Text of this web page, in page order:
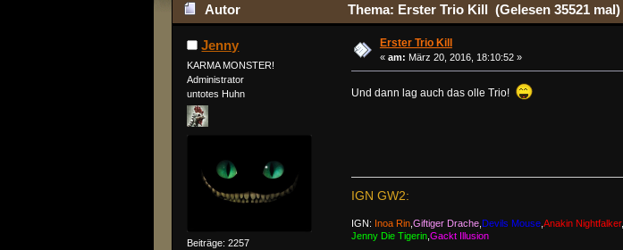
Autor Thema: Erster Trio Kill (Gelesen 35521 mal)
Jenny
KARMA MONSTER!
Administrator
untotes Huhn
Beiträge: 2257
Erster Trio Kill
« am: März 20, 2016, 18:10:52 »
Und dann lag auch das olle Trio!
IGN GW2:
IGN: Inoa Rin, Giftiger Drache, Devils Mouse, Anakin Nightfalker,
Jenny Die Tigerin, Gackt Illusion